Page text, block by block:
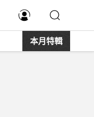
本月特輯